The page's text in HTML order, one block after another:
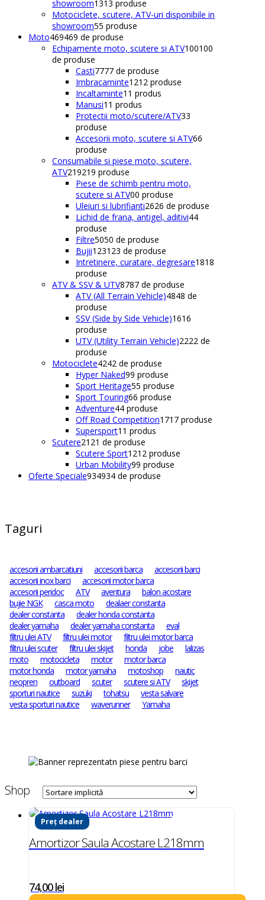
showroom1313 produse
Motociclete, scutere, ATV-uri disponibile in
showroom55 produse
Moto469469 de produse
Echipamente moto, scutere si ATV100100
de produse
Casti7777 de produse
Imbracaminte1212 produse
Incaltaminte1 1 produs
Manusi1 1 produs
Protectii moto/scutere/ATV33
produse
Accesorii moto, scutere si ATV66
produse
Consumabile si piese moto, scutere,
ATV219219 produse
Piese de schimb pentru moto,
scutere si ATV00 produse
Uleiuri si lubrifianti2626 de produse
Lichid de frana, antigel, aditivi44
produse
Filtre5050 de produse
Bujii123123 de produse
Intretinere, curatare, degresare1818
produse
ATV & SSV & UTV8787 de produse
ATV (All Terrain Vehicle)4848 de
produse
SSV (Side by Side Vehicle)1616
produse
UTV (Utility Terrain Vehicle)2222 de
produse
Motociclete4242 de produse
Hyper Naked99 produse
Sport Heritage55 produse
Sport Touring66 produse
Adventure44 produse
Off Road Competition1717 produse
Supersport1 1 produs
Scutere21 21 de produse
Scutere Sport1212 produse
Urban Mobility99 produse
Oferte Speciale934934 de produse
Taguri
accesorii ambarcatiuni accesorii barca
accesorii barci
accesorii inox barci
accesorii motor barca
accesorii peridoc
ATV aventura
balon acostare
bujie NGK
casca moto
dealaer constanta
dealer constanta
dealer honda constanta
dealer yamaha
dealer yamaha constanta
eval
filtru ulei ATV
filtru ulei motor
filtru ulei motor barca
filtru ulei scuter
filtru ulei skijet honda jobe
lalizas
moto
motocicleta motor
motor barca
motor honda
motor yamaha motoshop
nautic
neopren
outboard scuter scutere si ATV
skijet
sporturi nautice
suzuki tohatsu
vesta salvare
vesta sporturi nautice
waverunner Yamaha
Shop
Preț dealer
Amortizor Saula Acostare L218mm
74,00lei